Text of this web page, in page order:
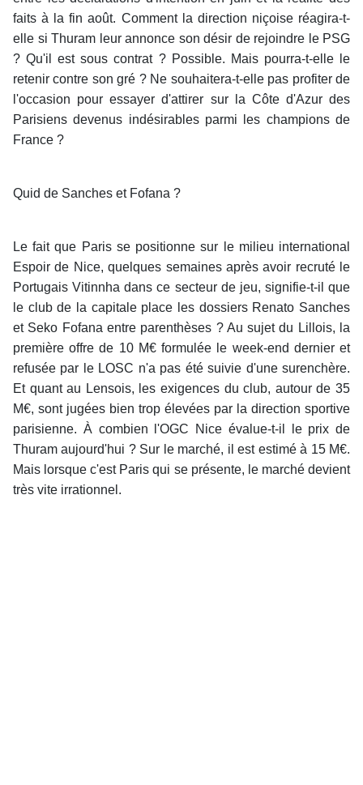
faits à la fin août. Comment la direction niçoise réagira-t-
elle si Thuram leur annonce son désir de rejoindre le PSG
? Qu'il est sous contrat ? Possible. Mais pourra-t-elle le
retenir contre son gré ? Ne souhaitera-t-elle pas profiter de
l'occasion pour essayer d'attirer sur la Côte d'Azur des
Parisiens devenus indésirables parmi les champions de
France ?
Quid de Sanches et Fofana ?
Le fait que Paris se positionne sur le milieu international
Espoir de Nice, quelques semaines après avoir recruté le
Portugais Vitinnha dans ce secteur de jeu, signifie-t-il que
le club de la capitale place les dossiers Renato Sanches
et Seko Fofana entre parenthèses ? Au sujet du Lillois, la
première offre de 10 M€ formulée le week-end dernier et
refusée par le LOSC n'a pas été suivie d'une surenchère.
Et quant au Lensois, les exigences du club, autour de 35
M€, sont jugées bien trop élevées par la direction sportive
parisienne. À combien l'OGC Nice évalue-t-il le prix de
Thuram aujourd'hui ? Sur le marché, il est estimé à 15 M€.
Mais lorsque c'est Paris qui se présente, le marché devient
très vite irrationnel.